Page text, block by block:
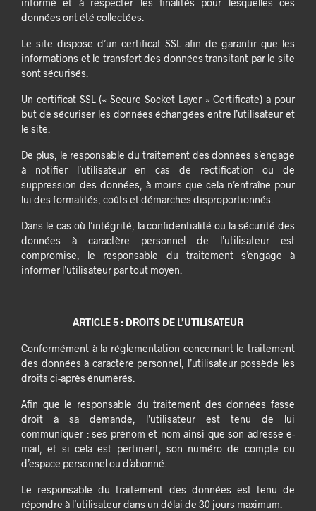
données ont été collectées.
Le site dispose d’un certificat SSL afin de garantir que les
informations et le transfert des données transitant par le site
sont sécurisés.
Un certificat SSL (« Secure Socket Layer » Certificate) a pour
but de sécuriser les données échangées entre l’utilisateur et
le site.
De plus, le responsable du traitement des données s’engage
à notifier l’utilisateur en cas de rectification ou de
suppression des données, à moins que cela n’entraîne pour
lui des formalités, coûts et démarches disproportionnés.
Dans le cas où l’intégrité, la confidentialité ou la sécurité des
données à caractère personnel de l’utilisateur est
compromise, le responsable du traitement s’engage à
informer l’utilisateur par tout moyen.
ARTICLE 5 : DROITS DE L’UTILISATEUR
Conformément à la réglementation concernant le traitement
des données à caractère personnel, l’utilisateur possède les
droits ci-après énumérés.
Afin que le responsable du traitement des données fasse
droit à sa demande, l’utilisateur est tenu de lui
communiquer : ses prénom et nom ainsi que son adresse e-
mail, et si cela est pertinent, son numéro de compte ou
d’espace personnel ou d’abonné.
Le responsable du traitement des données est tenu de
répondre à l’utilisateur dans un délai de 30 jours maximum.